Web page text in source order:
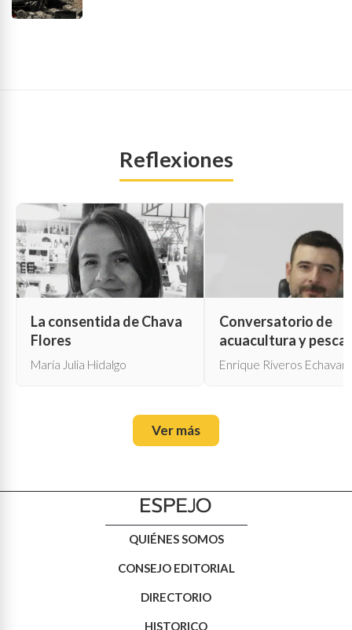
Reflexiones
La consentida de Chava
Flores
María Julia Hidalgo
Conversatorio de
acuacultura y pesca
Enrique Riveros
Ver más
QUIÉNES SOMOS
CONSEJO EDITORIAL
DIRECTORIO
HISTORICO